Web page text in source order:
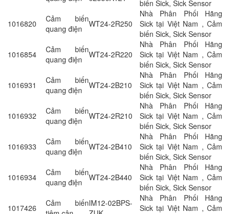
biến Sick, Sick Sensor
1016820
Cảm biến
quang điện
WT24-2R250
Nhà Phân Phối Hãng
Sick tại Việt Nam , Cảm
biến Sick, Sick Sensor
1016854
Cảm biến
quang điện
WT24-2R220
Nhà Phân Phối Hãng
Sick tại Việt Nam , Cảm
biến Sick, Sick Sensor
1016931
Cảm biến
quang điện
WT24-2B210
Nhà Phân Phối Hãng
Sick tại Việt Nam , Cảm
biến Sick, Sick Sensor
1016932
Cảm biến
quang điện
WT24-2R210
Nhà Phân Phối Hãng
Sick tại Việt Nam , Cảm
biến Sick, Sick Sensor
1016933
Cảm biến
quang điện
WT24-2B410
Nhà Phân Phối Hãng
Sick tại Việt Nam , Cảm
biến Sick, Sick Sensor
1016934
Cảm biến
quang điện
WT24-2B440
Nhà Phân Phối Hãng
Sick tại Việt Nam , Cảm
biến Sick, Sick Sensor
1017426
Cảm biếnIM12-02BPS-
Nhà Phân Phối Hãng
Sick tại Việt Nam , Cảm